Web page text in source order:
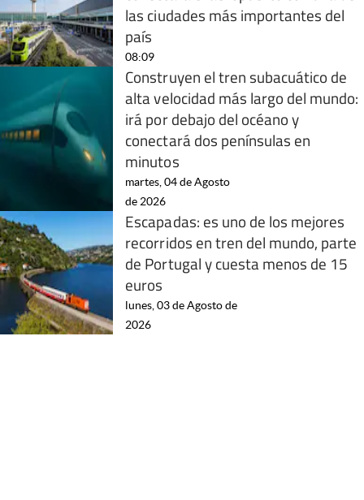
las ciudades más importantes del
país
08:09
Construyen el tren subacuático de
alta velocidad más largo del mundo:
irá por debajo del océano y
conectará dos penínsulas en
minutos
martes, 04 de Agosto
de 2026
Escapadas: es uno de los mejores
recorridos en tren del mundo, parte
de Portugal y cuesta menos de 15
euros
lunes, 03 de Agosto de
2026